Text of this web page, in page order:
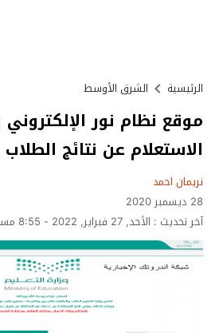
الرئيسية الشرق الأوسط
موقع نظام نور الإلكتروني
الاستعلام عن نتائج
نريمان احمد
28 ديسمبر 2020
آخر تحديث : الأحد, 27 فبراير, 2022 - 8:55 مساءً